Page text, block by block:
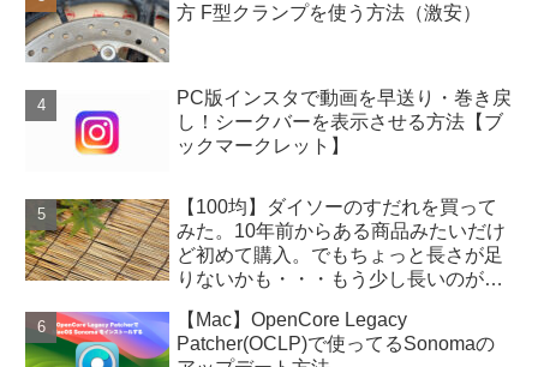
方 F型クランプを使う方法（激安）
PC版インスタで動画を早送り・巻き戻
し！シークバーを表示させる方法【ブ
ックマークレット】
【100均】ダイソーのすだれを買って
みた。10年前からある商品みたいだけ
ど初めて購入。でもちょっと長さが足
りないかも・・・もう少し長いのがあ
【Mac】OpenCore Legacy
Patcher(OCLP)で使ってるSonomaの